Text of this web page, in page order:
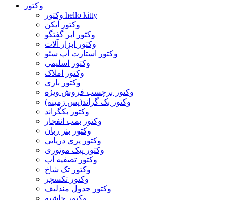
وکتور
وکتور hello kitty
وکتور آیکن
وکتور ابر گفتگو
وکتور ابزار آلات
وکتور استارت آپ سئو
وکتور اسلیمی
وکتور املاک
وکتور بازی
وکتور برچسب فروش ویژه
وکتور بک گراند(پس زمینه)
وکتور بکگراند
وکتور بمب انفجار
وکتور بنر ربان
وکتور پری دریایی
وکتور پیک موتوری
وکتور تصفیه آب
وکتور تک شاخ
وکتور تکسچر
وکتور جدول مندلیف
وکتور حاشیه